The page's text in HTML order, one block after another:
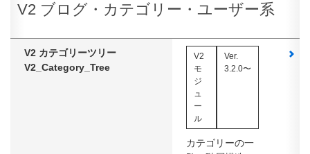
V2 ブログ・カテゴリー・ユーザー系
V2 カテゴリーツリー
V2_Category_Tree
V2
モ
ジ
ュ
ー
ル
Ver.
3.2.0〜
カテゴリーの一